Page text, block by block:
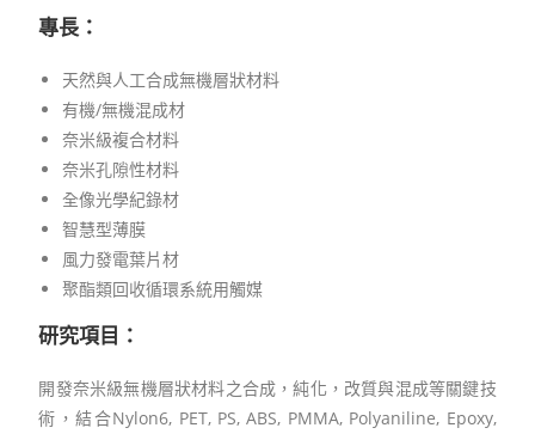
專長：
天然與人工合成無機層狀材料
有機/無機混成材
奈米級複合材料
奈米孔隙性材料
全像光學紀錄材
智慧型薄膜
風力發電葉片材
聚酯類回收循環系統用觸媒
研究項目 ：
開發奈米級無機層狀材料之合成，純化，改質與混成等關鍵技
術，結合Nylon6, PET, PS, ABS, PMMA, Polyaniline, Epoxy,